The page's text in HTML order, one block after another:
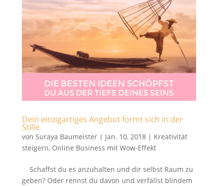
Dein einzigartiges Angebot formt sich in der
Stille
von Suraya Baumeister| Jan. 10, 2018| Kreativität
steigern, Online Business mit Wow-Effekt
Schaffst du es anzuhalten und dir selbst Raum zu
geben? Oder rennst du davon und verfällst blindem